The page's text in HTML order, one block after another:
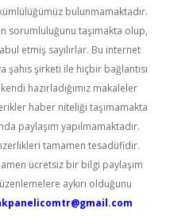
bulunmamaktadır.
sorumluluğunu taşımakta olup,
etmiş sayılırlar. Bu internet
şirketi ile hiçbir bağlantısı
hazırladığımız makaleler
haber niteliği taşımamakta
paylaşım yapılmamaktadır.
tamamen tesadüfidir.
ücretsiz bir bilgi paylaşım
aykırı olduğunu